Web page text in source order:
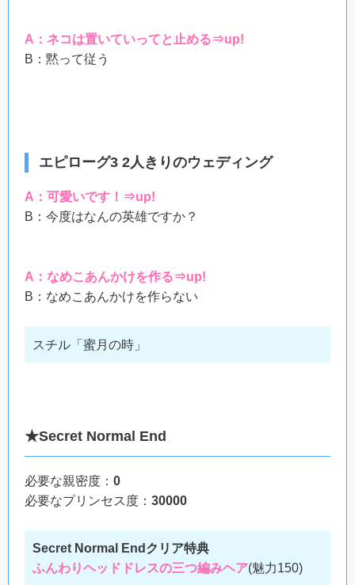
A：ネコは置いていってと止める⇒up!
B：黙って従う
エピローグ3 2人きりのウェディング
A：可愛いです！⇒up!
B：今度はなんの英雄ですか？
A：なめこあんかけを作る⇒up!
B：なめこあんかけを作らない
スチル「蜜月の時」
★Secret Normal End
必要な親密度： 0
必要なプリンセス度： 30000
Secret Normal Endクリア特典
ふんわりヘッドドレスの三つ編みヘア(魅力150)